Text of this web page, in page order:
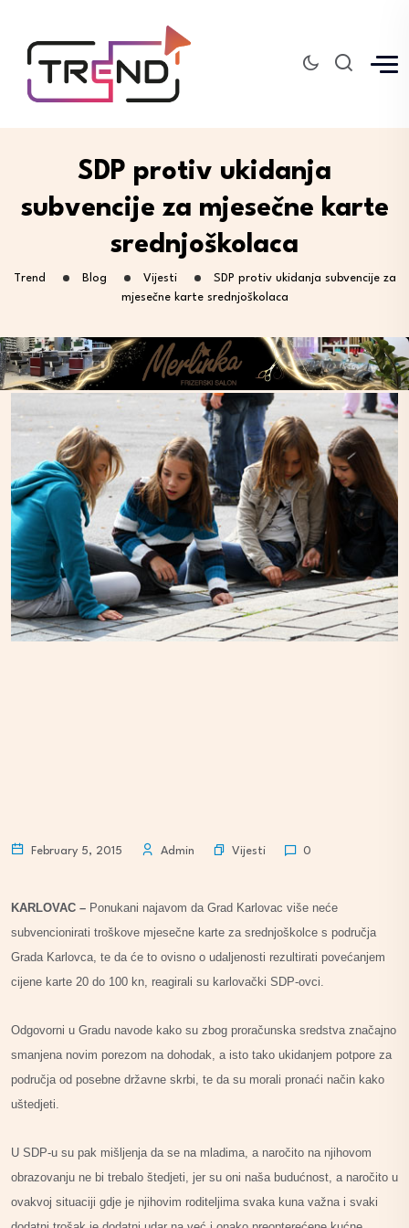
SDP protiv ukidanja
subvencije za mjesečne karte
srednjoškolaca
Trend Blog Vijesti
SDP protiv ukidanja subvencije za
mjesečne karte srednjoškolaca
February 5, 2015 Admin Vijesti 0
KARLOVAC – Ponukani najavom da Grad Karlovac više neće
subvencionirati troškove mjesečne karte za srednjoškolce s područja
Grada Karlovca, te da će to ovisno o udaljenosti rezultirati povećanjem
cijene karte 20 do 100 kn, reagirali su karlovački SDP-ovci.
Odgovorni u Gradu navode kako su zbog proračunska sredstva značajno
smanjena novim porezom na dohodak, a isto tako ukidanjem potpore za
područja od posebne državne skrbi, te da su morali pronaći način kako
uštedjeti.
U SDP-u su pak mišljenja da se na mladima, a naročito na njihovom
obrazovanju ne bi trebalo štedjeti, jer su oni naša budućnost, a naročito u
ovakvoj situaciji gdje je njihovim roditeljima svaka kuna važna i svaki